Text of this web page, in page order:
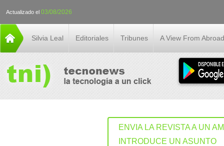
Actualizado el 03/08/2026
Silvia Leal Editoriales Tribunes A View From Abroad
ENVIA LA REVISTA A UN
INTRODUCE UN ASUNTO